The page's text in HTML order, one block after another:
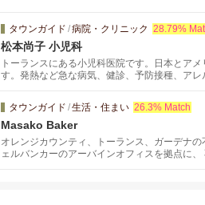
タウンガイド /病院・クリニック 28.79%
松本尚子 小児科
トーランスにある小児科医院です。日本とア
す。発熱など急な病気、健診、予防接種、ア
タウンガイド /生活・住まい 26.3% Match
Masako Baker
オレンジカウンティ、トーランス、ガーデナ
ェルバンカーのアーバインオフィスを拠点に